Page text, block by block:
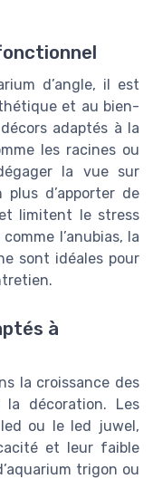
d’angle, il est
et au bien-
adaptés à la
les racines ou
la vue sur
plus d’apporter de
limitent le stress
l’anubias, la
sont idéales pour
à
la croissance des
décoration. Les
ou le led juwel,
et leur faible
trigon ou